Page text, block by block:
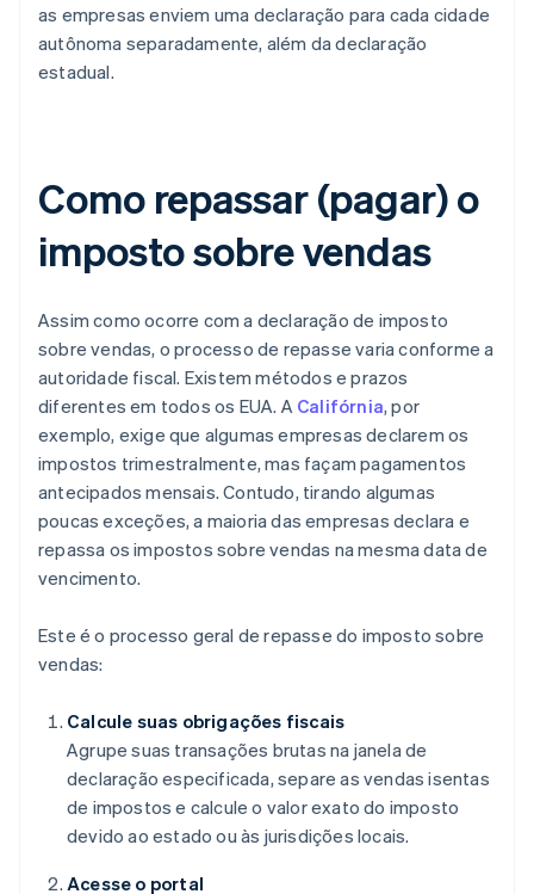
as empresas enviem uma declaração para cada cidade
autônoma separadamente, além da declaração
estadual.
Como repassar (pagar) o
imposto sobre vendas
Assim como ocorre com a declaração de imposto
sobre vendas, o processo de repasse varia conforme a
autoridade fiscal. Existem métodos e prazos
diferentes em todos os EUA. A Califórnia, por
exemplo, exige que algumas empresas declarem os
impostos trimestralmente, mas façam pagamentos
antecipados mensais. Contudo, tirando algumas
poucas exceções, a maioria das empresas declara e
repassa os impostos sobre vendas na mesma data de
vencimento.
Este é o processo geral de repasse do imposto sobre
vendas:
Calcule suas obrigações fiscais
Agrupe suas transações brutas na janela de
declaração especificada, separe as vendas isentas
de impostos e calcule o valor exato do imposto
devido ao estado ou às jurisdições locais.
Acesse o portal